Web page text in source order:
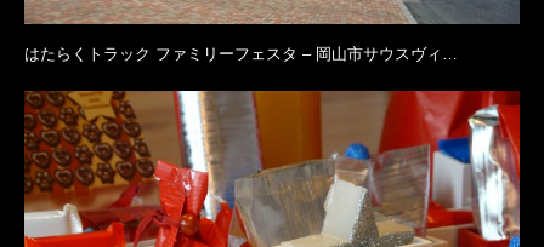
はたらくトラック ファミリーフェスタ – 岡山市サウスヴィ…